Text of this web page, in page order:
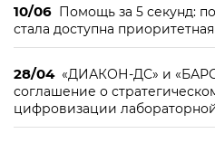
10/06 Помощь за 5 секунд:
стала доступна
28/04 «ДИАКОН-ДС» и «БАРС
соглашение о
цифровизации